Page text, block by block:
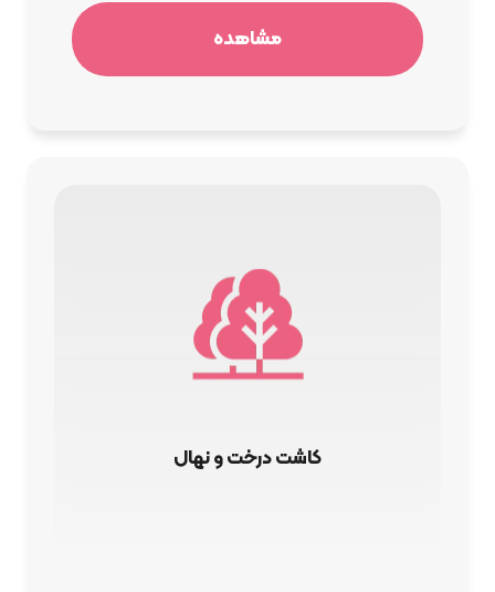
مشاهده
کاشت درخت و نهال